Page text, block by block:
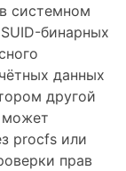
системном
бинарных
данных
другой
может
procfs или
прав